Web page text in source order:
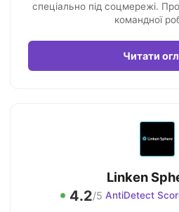
спеціально під соцмережі.
командної
Читати
Linken
4.2/5 AntiDetect